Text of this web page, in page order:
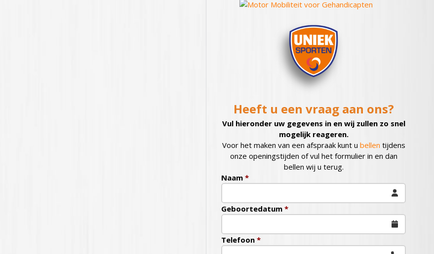
Heeft u een vraag aan ons?
Vul hieronder uw gegevens in en wij zullen zo snel
mogelijk reageren.
Voor het maken van een afspraak kunt u bellen tijdens
onze openingstijden of vul het formulier in en dan
bellen wij u terug.
Naam *
Geboortedatum *
Telefoon *